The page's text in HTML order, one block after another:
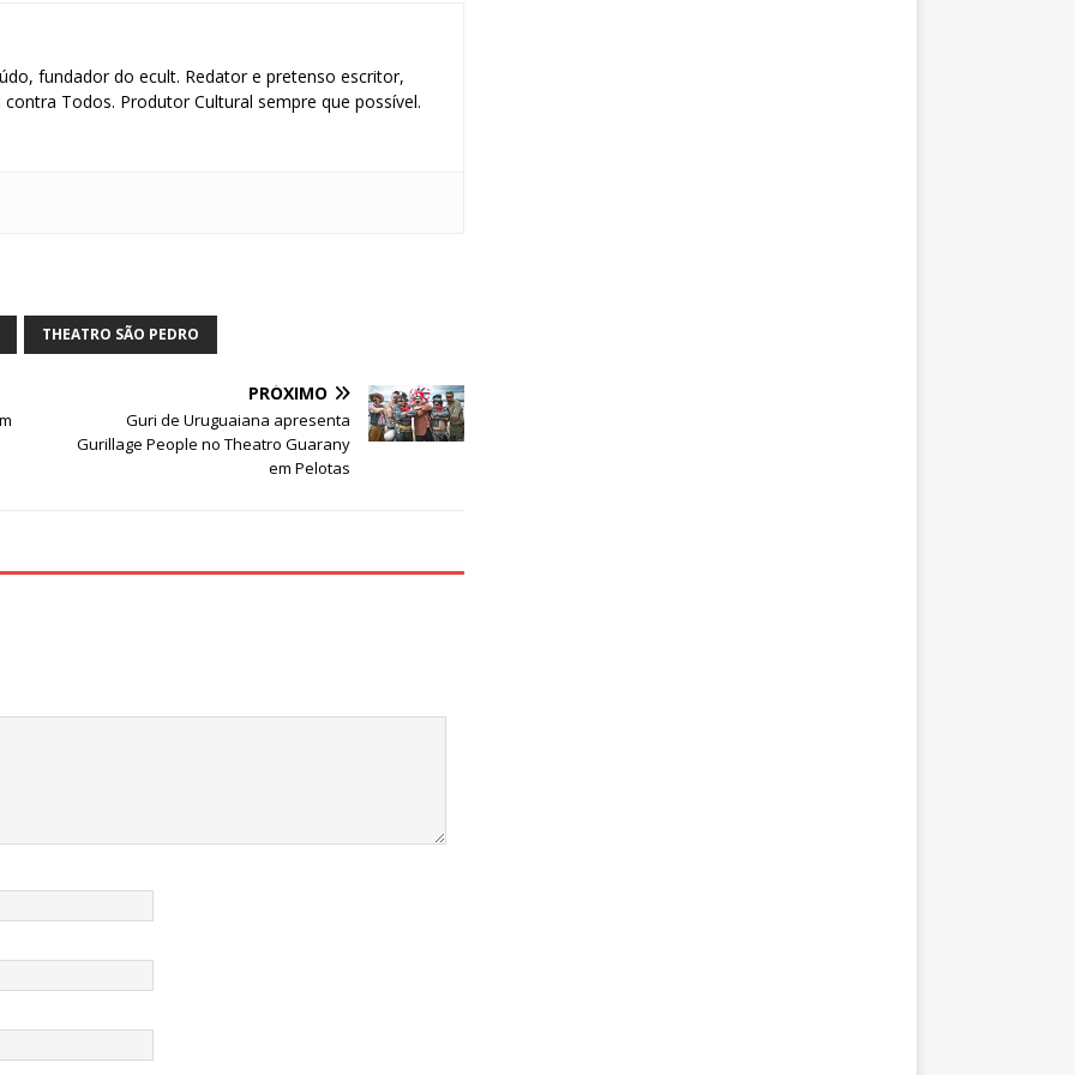
fundador do ecult. Redator e pretenso escritor,
Todos. Produtor Cultural sempre que possível.
THEATRO SÃO PEDRO
PRÓXIMO
Guri de Uruguaiana apresenta
Gurillage People no Theatro Guarany
em Pelotas